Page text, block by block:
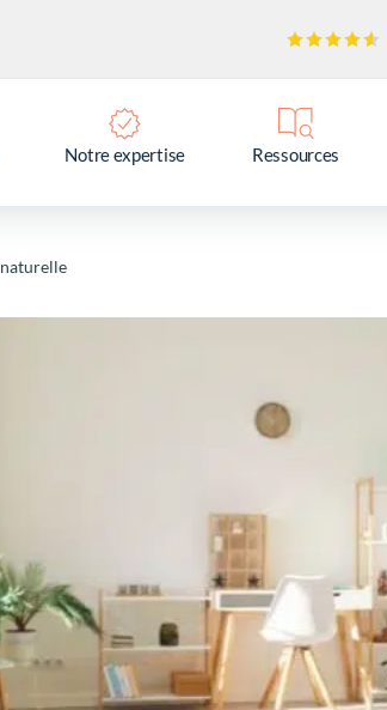
Notre expertise Ressources